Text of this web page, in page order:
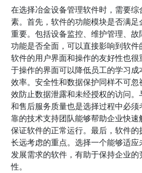
在选择冶金设备管理软件时，需要
素。首先，软件的功能模块是否满
重要。包括设备监控、维护管理、
功能是否全面，可以直接影响到软件
软件的用户界面和操作的友好性也
于操作的界面可以降低员工的学习
效率。安全性和数据保护同样不可
效防止数据泄露和未经授权的访问
和售后服务质量也是选择过程中必
靠的技术支持团队能够帮助企业快速
保证软件的正常运行。最后，软件
长远考虑的重点。选择一个能够适
发展需求的软件，有助于保持企业
性。